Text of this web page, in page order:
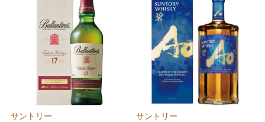
サントリー サントリー